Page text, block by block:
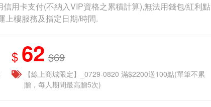
信用卡支付(不納入VIP資格之累積計算),無法用錢包/紅利點
上樓服務及指定日期/時間.
$ 62 $69
【線上商城限定】_0729-0820 滿$2200送100點(單筆不累
贈，每人期間最高贈5次)